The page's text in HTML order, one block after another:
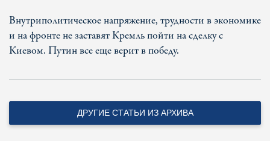
Внутриполитическое напряжение, трудности в экономике
и на фронте не заставят Кремль пойти на сделку с
Киевом. Путин все еще верит в победу.
ДРУГИЕ СТАТЬИ ИЗ АРХИВА